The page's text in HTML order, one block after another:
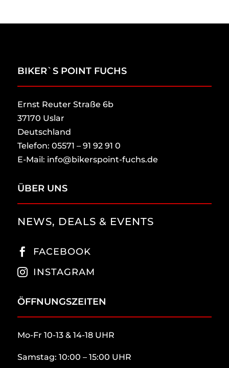
BIKER`S POINT FUCHS
Ernst Reuter Straße 6b
37170 Uslar
Deutschland
Telefon: 05571 – 91 92 91 0
E-Mail: info@bikerspoint-fuchs.de
ÜBER UNS
NEWS, DEALS & EVENTS
 FACEBOOK
 INSTAGRAM
ÖFFNUNGSZEITEN
Mo-Fr 10-13 & 14-18 UHR
Samstag: 10:00 – 15:00 UHR